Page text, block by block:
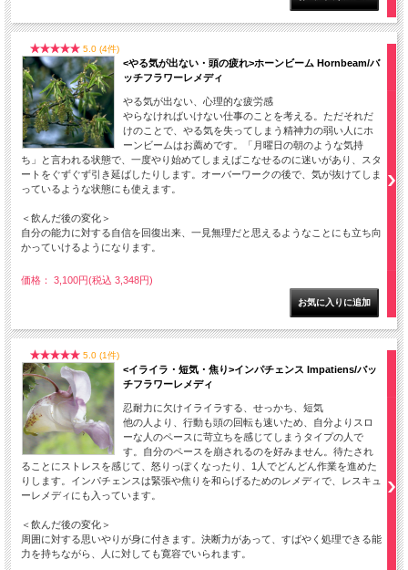
5.0 (4件)
<やる気が出ない・頭の疲れ>ホーンビーム Hornbeam/バ
ッチフラワーレメディ
やる気が出ない、心理的な疲労感
やらなければいけない仕事のことを考える。ただそれだ
けのことで、やる気を失ってしまう精神力の弱い人にホ
ーンビームはお薦めです。「月曜日の朝のような気持
ち」と言われる状態で、一度やり始めてしまえばこなせるのに迷いがあり、スタ
ートをぐずぐず引き延ばしたりします。オーバーワークの後で、気が抜けてしま
っているような状態にも使えます。
＜飲んだ後の変化＞
自分の能力に対する自信を回復出来、一見無理だと思えるようなことにも立ち向
かっていけるようになります。
価格： 3,100円(税込 3,348円)
5.0 (1件)
<イライラ・短気・焦り>インパチェンス Impatiens/バッ
チフラワーレメディ
忍耐力に欠けイライラする、せっかち、短気
他の人より、行動も頭の回転も速いため、自分よりスロ
ーな人のペースに苛立ちを感じてしまうタイプの人で
す。自分のペースを崩されるのを好みません。待たされ
ることにストレスを感じて、怒りっぽくなったり、1人でどんどん作業を進めた
りします。インパチェンスは緊張や焦りを和らげるためのレメディで、レスキュ
ーレメディにも入っています。
＜飲んだ後の変化＞
周囲に対する思いやりが身に付きます。決断力があって、すばやく処理できる能
力を持ちながら、人に対しても寛容でいられます。